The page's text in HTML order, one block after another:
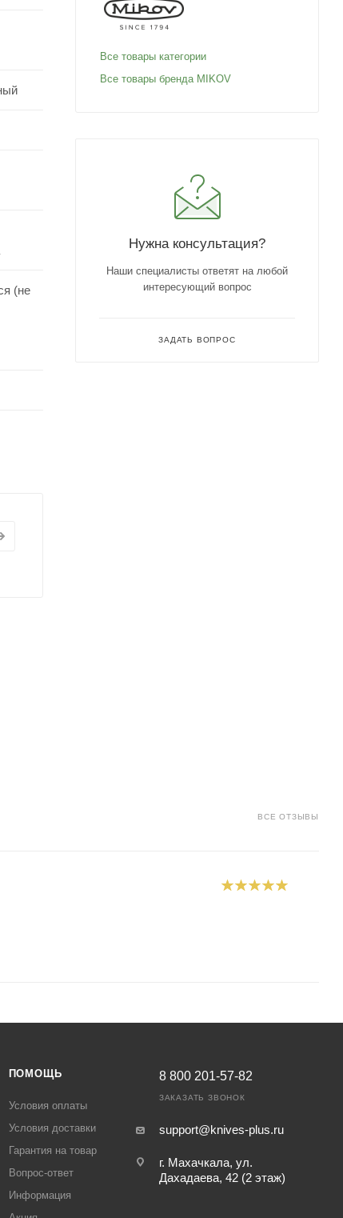
(не
Все товары категории
Все товары бренда MIKOV
Нужна консультация?
Наши специалисты ответят на любой
интересующий вопрос
ЗАДАТЬ ВОПРОС
ВСЕ ОТЗЫВЫ
ПОМОЩЬ
Условия оплаты
Условия доставки
Гарантия на товар
Вопрос-ответ
Информация
8 800 201-57-82
ЗАКАЗАТЬ ЗВОНОК
support@knives-plus.ru
г. Махачкала, ул.
Дахадаева, 42 (2 этаж)